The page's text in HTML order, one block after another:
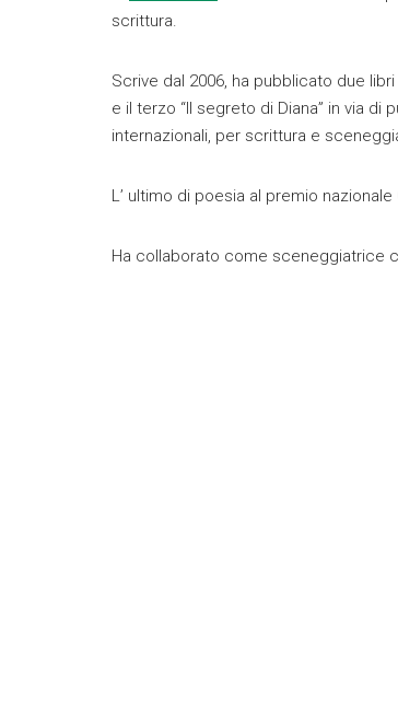
scrittura.
Scrive dal 2006, ha pubblicato due
e il terzo “Il segreto di Diana” in via
internazionali, per scrittura e
L’ ultimo di poesia al premio
Ha collaborato come sceneggiatrice